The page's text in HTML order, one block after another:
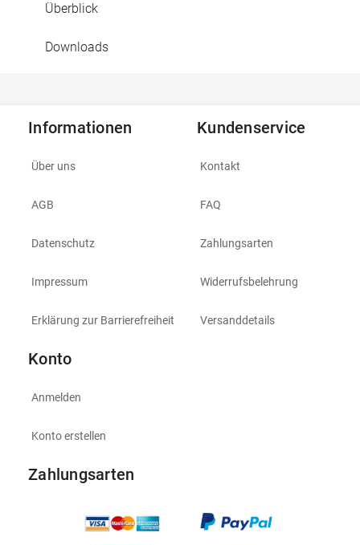
Überblick
Downloads
Informationen
Über uns
AGB
Datenschutz
Impressum
Erklärung zur Barrierefreiheit
Kundenservice
Kontakt
FAQ
Zahlungsarten
Widerrufsbelehrung
Versanddetails
Konto
Anmelden
Konto erstellen
Zahlungsarten